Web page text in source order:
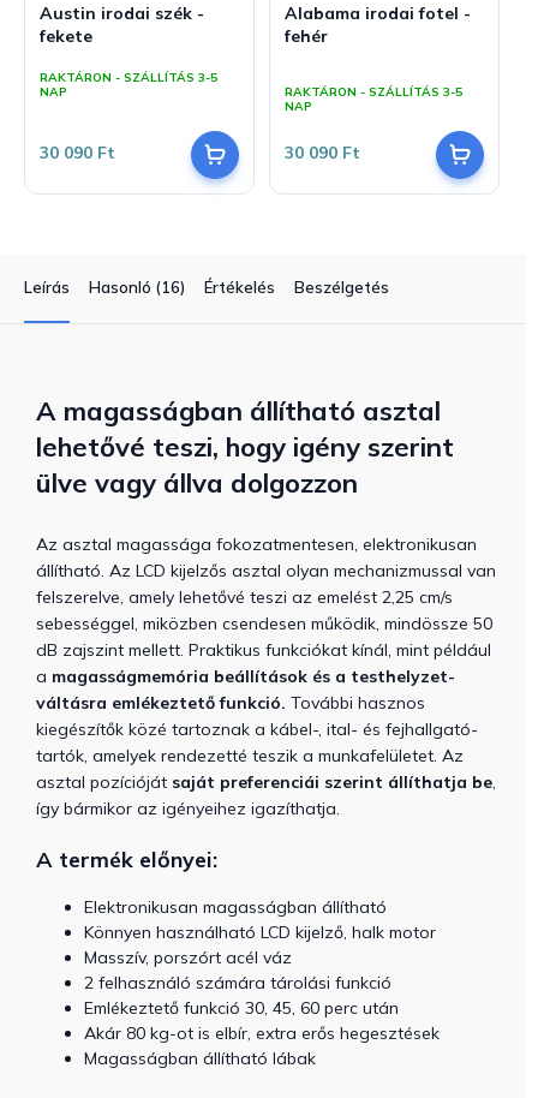
Austin irodai szék -
fekete
RAKTÁRON - SZÁLLÍTÁS 3-5
NAP
30 090 Ft
Alabama irodai fotel -
fehér
termék
átlagos
5-
ből
RAKTÁRON - SZÁLLÍTÁS 3-5
NAP
30 090 Ft
Leírás Hasonló (16) Értékelés Beszélgetés
A magasságban állítható asztal
lehetővé teszi, hogy igény szerint
ülve vagy állva dolgozzon
Az asztal magassága fokozatmentesen, elektronikusan
állítható. Az LCD kijelzős asztal olyan mechanizmussal van
felszerelve, amely lehetővé teszi az emelést 2,25 cm/s
sebességgel, miközben csendesen működik, mindössze 50
dB zajszint mellett. Praktikus funkciókat kínál, mint például
a magasságmemória beállítások és a testhelyzet-
váltásra emlékeztető funkció. További hasznos
kiegészítők közé tartoznak a kábel-, ital- és fejhallgató-
tartók, amelyek rendezetté teszik a munkafelületet. Az
asztal pozícióját saját preferenciái szerint állíthatja be,
így bármikor az igényeihez igazíthatja.
A termék előnyei:
Elektronikusan magasságban állítható
Könnyen használható LCD kijelző, halk motor
Masszív, porszórt acél váz
2 felhasználó számára tárolási funkció
Emlékeztető funkció 30, 45, 60 perc után
Akár 80 kg-ot is elbír, extra erős hegesztések
Magasságban állítható lábak